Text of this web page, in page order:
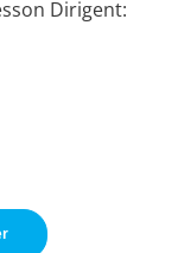
Dirigent: